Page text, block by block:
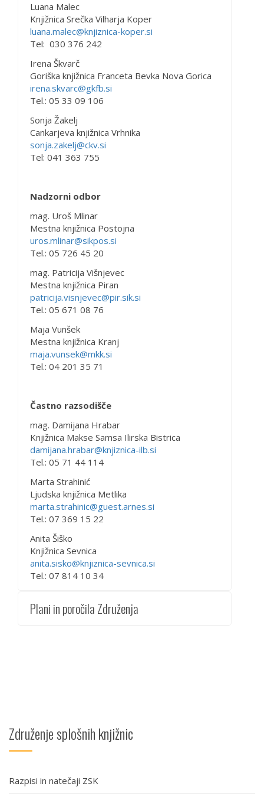
Luana Malec
Knjižnica Srečka Vilharja Koper
luana.malec@knjiznica-koper.si
Tel: 030 376 242
Irena Škvarč
Goriška knjižnica Franceta Bevka Nova Gorica
irena.skvarc@gkfb.si
Tel.: 05 33 09 106
Sonja Žakelj
Cankarjeva knjižnica Vrhnika
sonja.zakelj@ckv.si
Tel: 041 363 755
Nadzorni odbor
mag. Uroš Mlinar
Mestna knjižnica Postojna
uros.mlinar@sikpos.si
Tel.: 05 726 45 20
mag. Patricija Višnjevec
Mestna knjižnica Piran
patricija.visnjevec@pir.sik.si
Tel.: 05 671 08 76
Maja Vunšek
Mestna knjižnica Kranj
maja.vunsek@mkk.si
Tel.: 04 201 35 71
Častno razsodišče
mag. Damijana Hrabar
Knjižnica Makse Samsa Ilirska Bistrica
damijana.hrabar@knjiznica-ilb.si
Tel.: 05 71 44 114
Marta Strahinić
Ljudska knjižnica Metlika
marta.strahinic@guest.arnes.si
Tel.: 07 369 15 22
Anita Šiško
Knjižnica Sevnica
anita.sisko@knjiznica-sevnica.si
Tel.: 07 814 10 34
Plani in poročila Združenja
Združenje splošnih knjižnic
Razpisi in natečaji ZSK